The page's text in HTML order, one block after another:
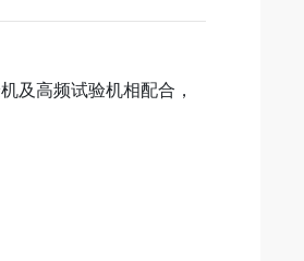
及高频试验机相配合，